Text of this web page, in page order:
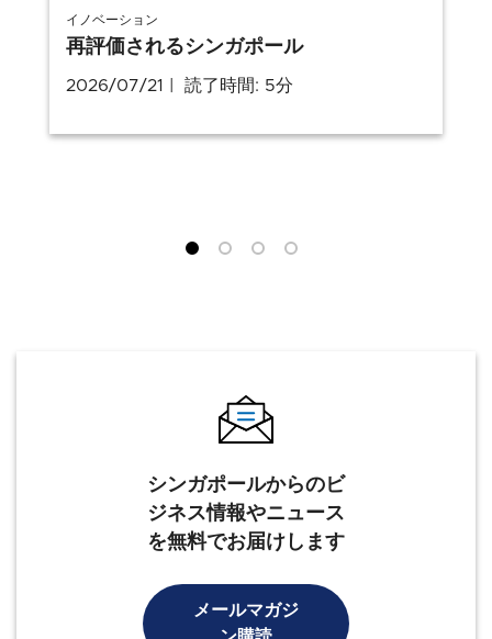
イノベーション
再評価されるシンガポール
2026/07/21 読了時間: 5分
シンガポールからのビ
ジネス情報やニュース
を無料でお届けします
メールマガジ